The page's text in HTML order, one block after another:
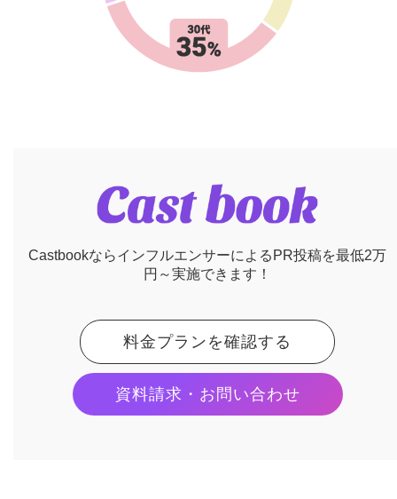
CastbookならインフルエンサーによるPR投稿を最低2万
円～実施できます！
料金プランを確認する
資料請求・お問い合わせ